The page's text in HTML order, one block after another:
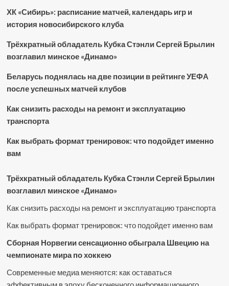
ХК «Сибирь»: расписание матчей, календарь игр и
история новосибирского клуба
Трёхкратный обладатель Кубка Стэнли Сергей Брылин
возглавил минское «Динамо»
Беларусь поднялась на две позиции в рейтинге УЕФА
после успешных матчей клубов
Как снизить расходы на ремонт и эксплуатацию
транспорта
Как выбрать формат тренировок: что подойдет именно
вам
Трёхкратный обладатель Кубка Стэнли Сергей Брылин
возглавил минское «Динамо»
Как снизить расходы на ремонт и эксплуатацию транспорта
Как выбрать формат тренировок: что подойдет именно вам
Сборная Норвегии сенсационно обыграла Швецию на
чемпионате мира по хоккею
Современные медиа меняются: как оставаться